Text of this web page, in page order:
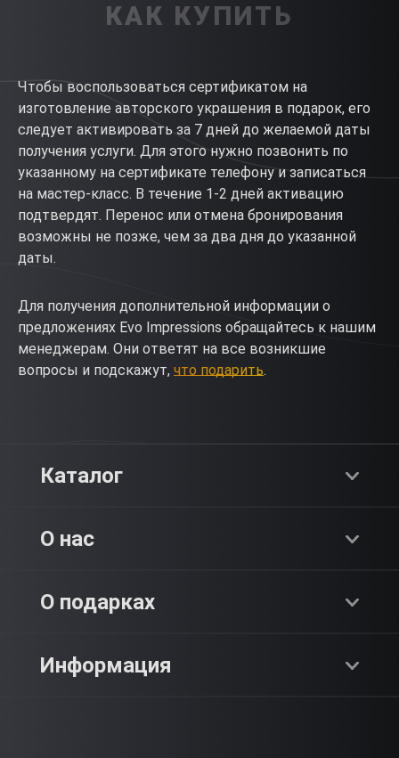
КАК КУПИТЬ
Чтобы воспользоваться сертификатом на
изготовление авторского украшения в подарок, его
следует активировать за 7 дней до желаемой даты
получения услуги. Для этого нужно позвонить по
указанному на сертификате телефону и записаться
на мастер-класс. В течение 1-2 дней активацию
подтвердят. Перенос или отмена бронирования
возможны не позже, чем за два дня до указанной
даты.
Для получения дополнительной информации о
предложениях Evo Impressions обращайтесь к нашим
менеджерам. Они ответят на все возникшие
вопросы и подскажут, что подарить.
Каталог
О нас
О компании
О подарках
Как это работает?
Информация